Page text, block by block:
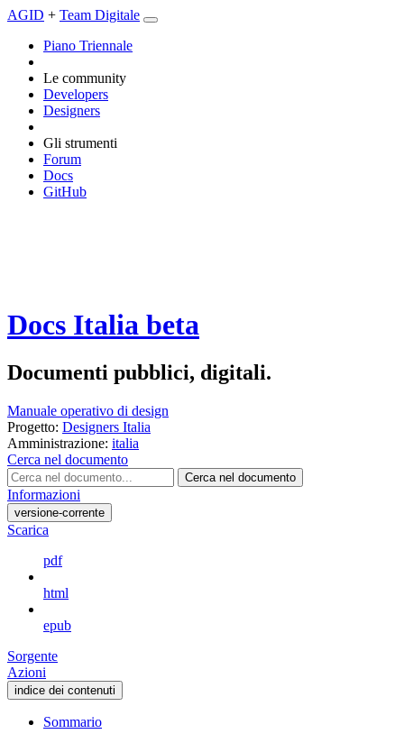
AGID + Team Digitale
Piano Triennale
Le community
Developers
Designers
Gli strumenti
Forum
Docs
GitHub
Docs Italia beta
Documenti pubblici, digitali.
Manuale operativo di design
Progetto: Designers Italia
Amministrazione: italia
Cerca nel documento
Cerca nel documento
Informazioni
versione-corrente
Scarica
pdf
html
epub
Sorgente
Azioni
indice dei contenuti
Sommario